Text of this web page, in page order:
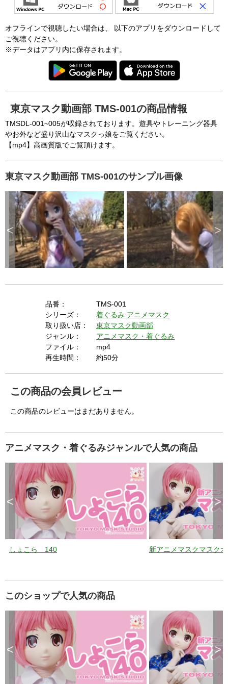
オフラインで視聴したい場合は、 以下のアプリをダウンロードして
ご視聴ください。
※データはアプリ内に保存されます。
東京マスク動画部 TMS-001の商品情報
TMSDL-001~005が収録されております。遊具やトレーニング器具
やお外など盛り沢山なマスクっ娘をご覧ください。
【mp4】高画質版でご覧頂けます。
東京マスク動画部 TMS-001のサンプル画像
< >
品番：
TMS-001
シリーズ：
着ぐるみ アニメマスク
取り扱い店：
東京マスク動画部
ジャンル：
アニメマスク・着ぐるみ
ファイル：
mp4
再生時間：
約50分
この商品の会員レビュー
この商品のレビューはまだありません。
アニメマスク・着ぐるみジャンルで人気の商品
しょこら 140 新アニメマスクマスク
< >
このショップで人気の商品
< >